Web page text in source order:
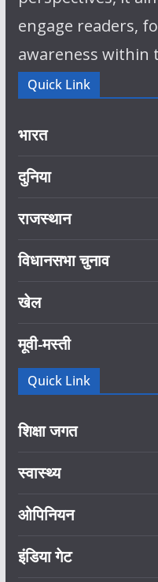
engage readers,
awareness within
Quick Link
भारत
दुनिया
राजस्थान
विधानसभा चुनाव
खेल
मूवी-मस्ती
Quick Link
शिक्षा जगत
स्वास्थ्य
ओपिनियन
इंडिया गेट